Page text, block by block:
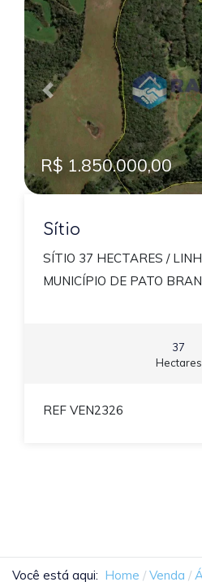
Previous
R$ 1.850.000,00
Sítio
SÍTIO 37 HECTARES /
MUNICÍPIO DE PATO
37
Hectares
REF VEN2326
Você está aqui: Home Venda